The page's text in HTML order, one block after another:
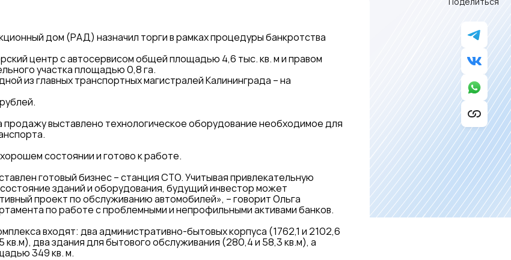
дом (РАД) назначил торги в рамках процедуры банкротства
центр с автосервисом общей площадью 4,6 тыс. кв. м и правом
участка площадью 0,8 га.
из главных транспортных магистралей Калининграда – на
выставлено технологическое оборудование необходимое для
состоянии и готово к работе.
готовый бизнес – станция СТО. Учитывая привлекательную
зданий и оборудования, будущий инвестор может
проект по обслуживанию автомобилей», – говорит Ольга
по работе с проблемными и непрофильными активами банков.
входят: два административно-бытовых корпуса (1762,1 и 2102,6
кв.м), два здания для бытового обслуживания (280,4 и 58,3 кв.м), а
349 кв. м.